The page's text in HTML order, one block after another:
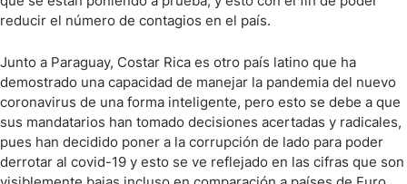
reducir el número de contagios en el país.
Junto a Paraguay, Costar Rica es otro país latino que ha
demostrado una capacidad de manejar la pandemia del nuevo
coronavirus de una forma inteligente, pero esto se debe a que
sus mandatarios han tomado decisiones acertadas y radicales,
pues han decidido poner a la corrupción de lado para poder
derrotar al covid-19 y esto se ve reflejado en las cifras que son